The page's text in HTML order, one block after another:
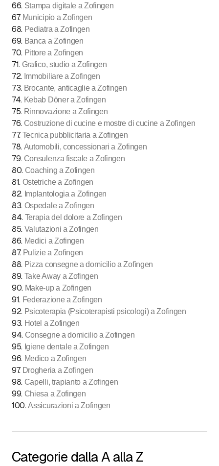
66. Stampa digitale a Zofingen
67. Municipio a Zofingen
68. Pediatra a Zofingen
69. Banca a Zofingen
70. Pittore a Zofingen
71. Grafico, studio a Zofingen
72. Immobiliare a Zofingen
73. Brocante, anticaglie a Zofingen
74. Kebab Döner a Zofingen
75. Rinnovazione a Zofingen
76. Costruzione di cucine e mostre di cucine a Zofingen
77. Tecnica pubblicitaria a Zofingen
78. Automobili, concessionari a Zofingen
79. Consulenza fiscale a Zofingen
80. Coaching a Zofingen
81. Ostetriche a Zofingen
82. Implantologia a Zofingen
83. Ospedale a Zofingen
84. Terapia del dolore a Zofingen
85. Valutazioni a Zofingen
86. Medici a Zofingen
87. Pulizie a Zofingen
88. Pizza consegne a domicilio a Zofingen
89. Take Away a Zofingen
90. Make-up a Zofingen
91. Federazione a Zofingen
92. Psicoterapia (Psicoterapisti psicologi) a Zofingen
93. Hotel a Zofingen
94. Consegne a domicilio a Zofingen
95. Igiene dentale a Zofingen
96. Medico a Zofingen
97. Drogheria a Zofingen
98. Capelli, trapianto a Zofingen
99. Chiesa a Zofingen
100.Assicurazioni a Zofingen
Categorie dalla A alla Z